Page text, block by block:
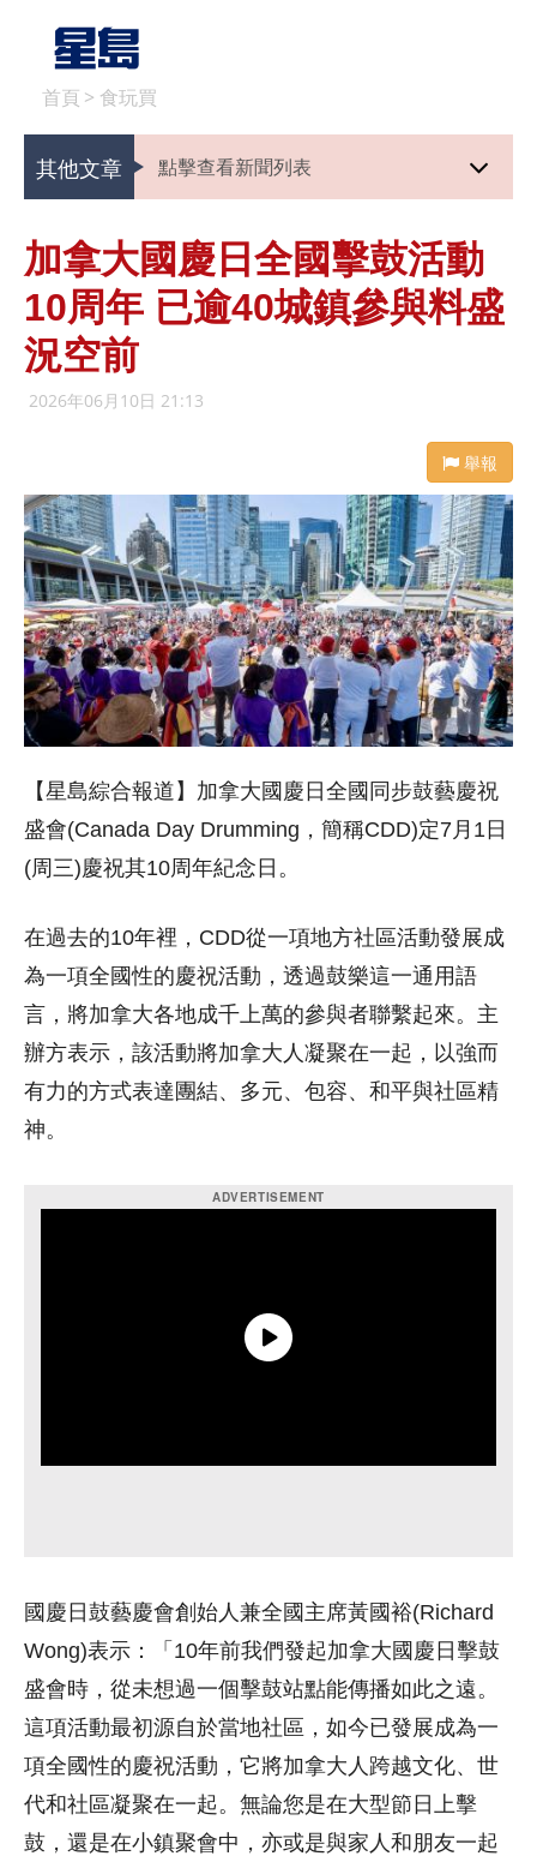
首頁 > 食玩買
其他文章 點擊查看新聞列表
加拿大國慶日全國擊鼓活動
10周年 已逾40城鎮參與料盛
況空前
2026年06月10日 21:13
舉報
【星島綜合報道】加拿大國慶日全國同步鼓藝慶祝
盛會(Canada Day Drumming，簡稱CDD)定7月1日
(周三)慶祝其10周年紀念日。
在過去的10年裡，CDD從一項地方社區活動發展成
為一項全國性的慶祝活動，透過鼓樂這一通用語
言，將加拿大各地成千上萬的參與者聯繫起來。主
辦方表示，該活動將加拿大人凝聚在一起，以強而
有力的方式表達團結、多元、包容、和平與社區精
神。
國慶日鼓藝慶會創始人兼全國主席黃國裕(Richard
Wong)表示：「10年前我們發起加拿大國慶日擊鼓
盛會時，從未想過一個擊鼓站點能傳播如此之遠。
這項活動最初源自於當地社區，如今已發展成為一
項全國性的慶祝活動，它將加拿大人跨越文化、世
代和社區凝聚在一起。無論您是在大型節日上擊
鼓，還是在小鎮聚會中，亦或是與家人和朋友一起